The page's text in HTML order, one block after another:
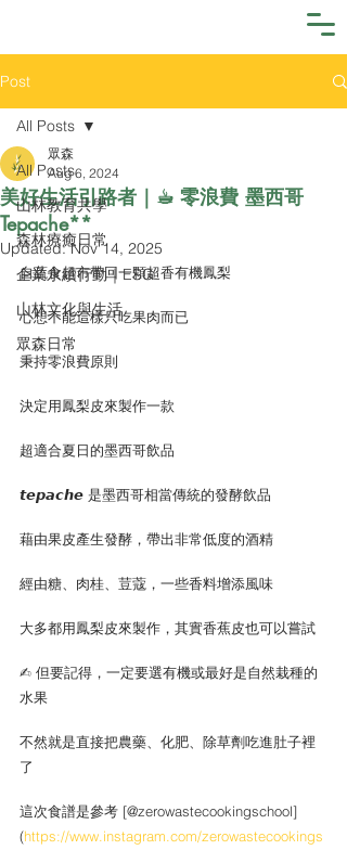
Post
All Posts
山林教育共學
森林療癒日常
企業永續行動｜ESG
山林文化與生活
眾森日常
All Posts
美好生活引路者｜☕︎ 零浪費 墨西哥
Tepache**
眾森
Aug 6, 2024
Updated:Nov 14, 2025
自蔬食超市帶回一顆超香有機鳳梨
心想不能這樣只吃果肉而已
秉持零浪費原則
決定用鳳梨皮來製作一款
超適合夏日的墨西哥飲品
𝙩𝙚𝙥𝙖𝙘𝙝𝙚 是墨西哥相當傳統的發酵飲品
藉由果皮產生發酵，帶出非常低度的酒精
經由糖、肉桂、荳蔻，一些香料增添風味
大多都用鳳梨皮來製作，其實香蕉皮也可以嘗試
✍︎ 但要記得，一定要選有機或最好是自然栽種的
水果
不然就是直接把農藥、化肥、除草劑吃進肚子裡
了
這次食譜是參考 [@zerowastecookingschool]
(https://www.instagram.com/zerowastecookings